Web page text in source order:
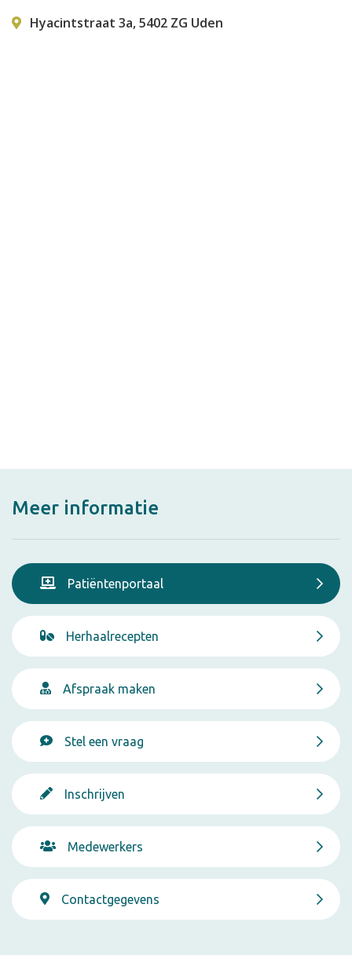
Hyacintstraat 3a, 5402 ZG Uden
Meer informatie
Patiëntenportaal
Herhaalrecepten
Afspraak maken
Stel een vraag
Inschrijven
Medewerkers
Contactgegevens